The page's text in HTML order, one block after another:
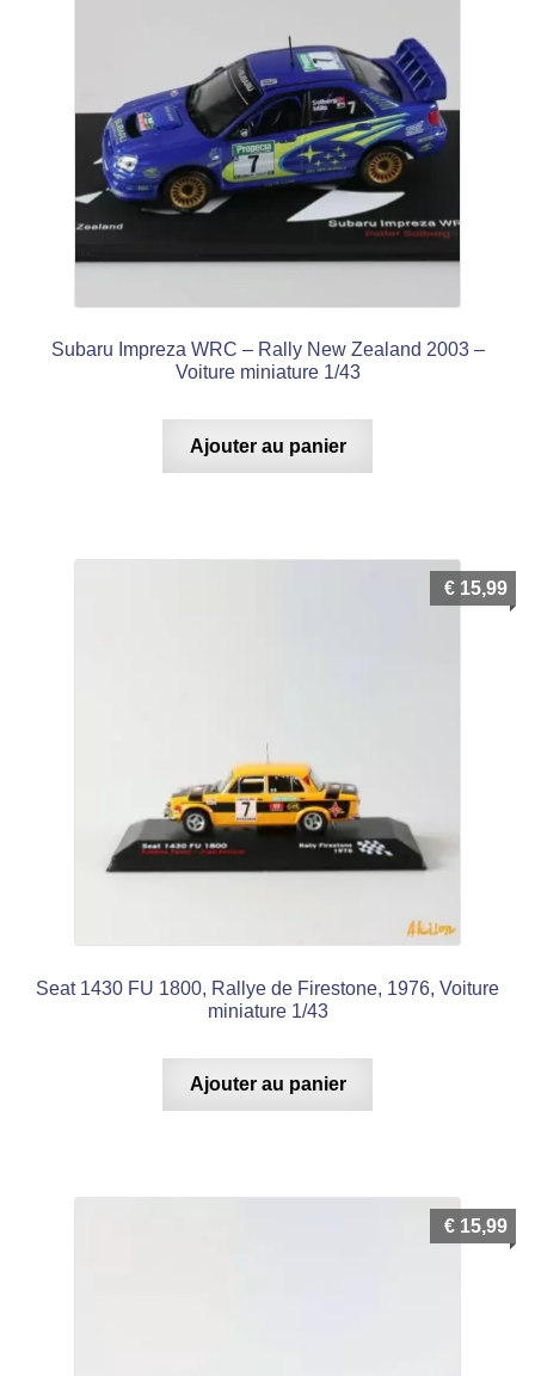
Subaru Impreza WRC – Rally New Zealand 2003 –
Voiture miniature 1/43
Ajouter au panier
Seat 1430 FU 1800, Rallye de Firestone, 1976, Voiture
miniature 1/43
€ 15,99
Ajouter au panier
€ 15,99